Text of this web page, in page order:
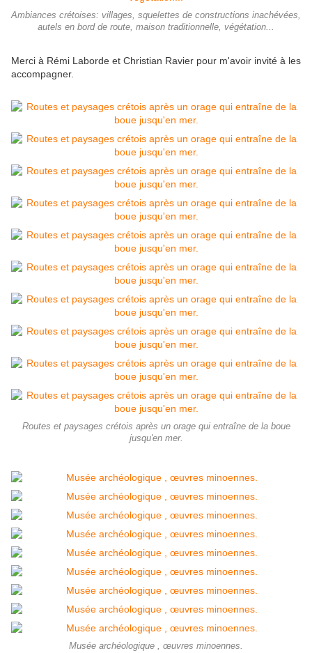
Ambiances crétoises: villages, squelettes de constructions inachévées,
autels en bord de route, maison traditionnelle, végétation...
Merci à Rémi Laborde et Christian Ravier pour m'avoir invité à les
accompagner.
Routes et paysages crétois après un orage qui entraîne de la boue
jusqu'en mer.
Musée archéologique , œuvres minoennes.